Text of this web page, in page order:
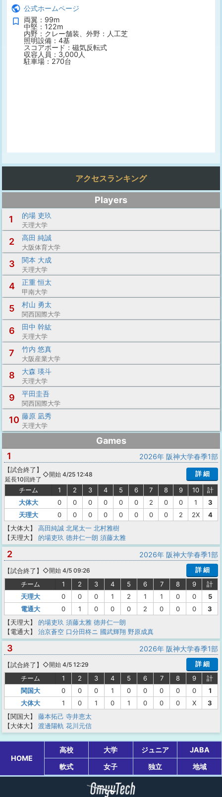
公式ホームページ
両翼：99m
中堅：122m
内野：クレー舗装、外野：人工芝
照明設備：4基
スコアボード：磁気反転式
収容人員：3,000人
駐車場：270台
アクセスランキング
Players
1
的場 吏玖
天理大学
2 高田 純誠
大阪体育大学
3 関本 大成
天理大学
4 正重 恒太
甲南大学
5 村山 勇太
関西国際大学
6 田中 幹紘
天理大学
7 竹内 悠真
大阪産業大学
8 大森 瑛斗
天理大学
9 平田圭吾
関西国際大学
10 藤原 凪秀
天理大学
Games
1
2026年 阪神大学春季1部
【試合終了 】
延長10回終了
◇開始 4/25 12:48 詳 細
チーム 1 2 3 4 5 6 7 8 9 10
計
大体大
0 0 0 0 0 0 2 0 0 1
3
天理大
0 0 0 0 0 0 0 0 2 2X
4
【大体大】
高田純誠 北尾太一 北村雅樹
【天理大】
的場吏玖 徳井仁一朗 須藤太雅
2 2026年 阪神大学春季1部
【試合終了 】 ◇開始 4/5 09:26
詳 細
チーム
1 2 3 4 5 6 7 8 9
計
天理大
0 0 0 1 2 1 1 0 0
5
電通大
0 1 0 0 0 2 0 0 0
3
【天理大】
的場吏玖 須藤太雅 徳井仁一朗
【電通大】
治京蒼空 口分田柊ニ 國武輝翔 野原成真
3 2026年 阪神大学春季1部
【試合終了 】 ◇開始 4/5 12:29
詳 細
チーム
1 2 3 4 5 6 7 8 9
計
関国大
0 0 0 1 0 0 0 0 0
1
大体大
1 0 1 0 1 0 0 0 X
3
【関国大】
藤本拓己 寺井恵太
【大体大】
渡邊陽軌 花川元信
HOME
高校 大学 ジュニア
JABA
軟式
女子 独立 地域